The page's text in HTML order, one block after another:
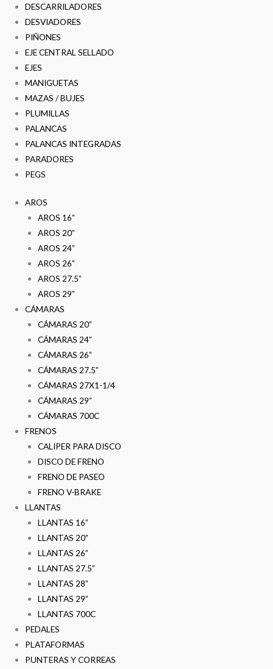
DESCARRILADORES
DESVIADORES
PIÑONES
EJE CENTRAL SELLADO
EJES
MANIGUETAS
MAZAS / BUJES
PLUMILLAS
PALANCAS
PALANCAS INTEGRADAS
PARADORES
PEGS
AROS
AROS 16”
AROS 20”
AROS 24”
AROS 26”
AROS 27.5”
AROS 29”
CÁMARAS
CÁMARAS 20”
CÁMARAS 24”
CÁMARAS 26”
CÁMARAS 27.5”
CÁMARAS 27X1-1/4
CÁMARAS 29”
CÁMARAS 700C
FRENOS
CALIPER PARA DISCO
DISCO DE FRENO
FRENO DE PASEO
FRENO V-BRAKE
LLANTAS
LLANTAS 16”
LLANTAS 20”
LLANTAS 26”
LLANTAS 27.5”
LLANTAS 28”
LLANTAS 29”
LLANTAS 700C
PEDALES
PLATAFORMAS
PUNTERAS Y CORREAS